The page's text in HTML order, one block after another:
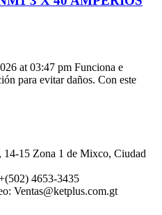
at 03:47 pm Funciona e
para evitar daños. Con este
14-15 Zona 1 de Mixco, Ciudad
4653-3435
Ventas@ketplus.com.gt